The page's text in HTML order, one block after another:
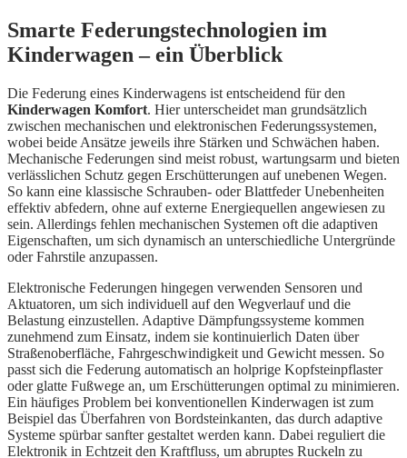
Smarte Federungstechnologien im
Kinderwagen – ein Überblick
Die Federung eines Kinderwagens ist entscheidend für den
Kinderwagen Komfort. Hier unterscheidet man grundsätzlich
zwischen mechanischen und elektronischen Federungssystemen,
wobei beide Ansätze jeweils ihre Stärken und Schwächen haben.
Mechanische Federungen sind meist robust, wartungsarm und bieten
verlässlichen Schutz gegen Erschütterungen auf unebenen Wegen.
So kann eine klassische Schrauben- oder Blattfeder Unebenheiten
effektiv abfedern, ohne auf externe Energiequellen angewiesen zu
sein. Allerdings fehlen mechanischen Systemen oft die adaptiven
Eigenschaften, um sich dynamisch an unterschiedliche Untergründe
oder Fahrstile anzupassen.
Elektronische Federungen hingegen verwenden Sensoren und
Aktuatoren, um sich individuell auf den Wegverlauf und die
Belastung einzustellen. Adaptive Dämpfungssysteme kommen
zunehmend zum Einsatz, indem sie kontinuierlich Daten über
Straßenoberfläche, Fahrgeschwindigkeit und Gewicht messen. So
passt sich die Federung automatisch an holprige Kopfsteinpflaster
oder glatte Fußwege an, um Erschütterungen optimal zu minimieren.
Ein häufiges Problem bei konventionellen Kinderwagen ist zum
Beispiel das Überfahren von Bordsteinkanten, das durch adaptive
Systeme spürbar sanfter gestaltet werden kann. Dabei reguliert die
Elektronik in Echtzeit den Kraftfluss, um abruptes Ruckeln zu